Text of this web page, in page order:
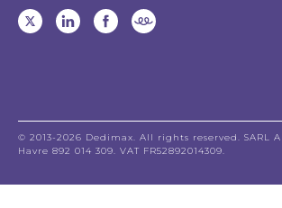
© 2013-2026 Dedimax. All rights reserved. SARL
Havre 892 014 309. VAT FR52892014309.